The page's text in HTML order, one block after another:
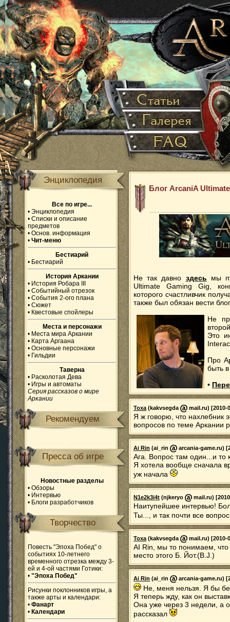
Энциклопедия
Все по игре...
• Энциклопедия
• Списки и описание
предметов
• Основ. информация
• Чит-меню
Бестиарий
• Бестиарий
История Аркании
• История Робара III
• Событийный отрезок
• События 2-ого плана
• Сюжет
• Квестовые спойлеры
Места и персонажи
• Места мира Аркании
• Карта Аргаана
• Основные персонажи
• Гильдии
Таверна
• Расколотая Дева
• Игры и автоматы
Серия рассказов о мире
Аркании
Рекомендуем
Пресса об игре
Новостные разделы
• Обзоры
• Интервью
• Блоги разработчиков
Творчество
Повесть "Эпоха Побед" о
событиях 10-летнего
временного отрезка между 3-
ей и 4-ой частями Готики:
• "Эпоха Побед"
Рисунки поклонников игры, а
также арты и календари:
• Фанарт
• Календари
Блог ArcaniA
Не так давно здесь мы
Ultimate Gaming Gig,
которого счастливчик
также был обязан вести
Не
Это
Про
быть
•
Toxa(kakvsegda mail.ru) [2010-
Я ж говорю, что нахлебник
вопросов по теме Аркании
Ai Rin (ai_rin arcania-game.ru)
Ага. Вопрос там один...и то
Я хотела вообще сначала
уж начала
N1e2k3i4t (njkeryo mail.ru)
Наитупейшее интервью!
Ты..., и так почти все
Toxa(kakvsegda mail.ru) [2010-
AI Rin, мы то понимаем, что
место этого Б. Йот.(B.J.)
Ai Rin (ai_rin arcania-game.ru)
Не, меня нельзя. Я бы
Я теперь жду, как он
Она уже через 3 недели, а
рассказал